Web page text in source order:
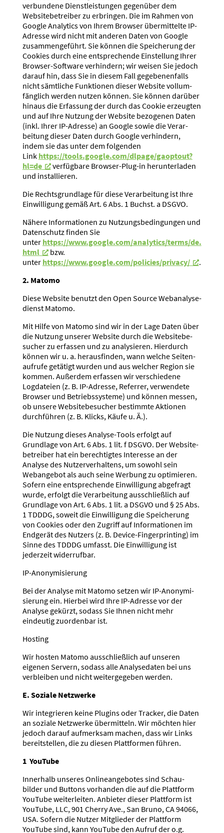
verbundene Dienst­leis­tungen gegenüber dem
Website­be­treiber zu erbringen. Die im Rahmen von
Google Analytics von Ihrem Browser übermit­telte IP-
Adresse wird nicht mit anderen Daten von Google
zusam­men­ge­führt. Sie können die Speicherung der
Cookies durch eine entspre­chende Einstellung Ihrer
Browser-Software verhindern; wir weisen Sie jedoch
darauf hin, dass Sie in diesem Fall gegebe­nen­falls
nicht sämtliche Funktionen dieser Website vollum­
fänglich werden nutzen können. Sie können darüber
hinaus die Erfassung der durch das Cookie erzeugten
und auf Ihre Nutzung der Website bezogenen Daten
(inkl. Ihrer IP-Adresse) an Google sowie die Verar­
beitung dieser Daten durch Google verhindern,
indem sie das unter dem folgenden
Link https://tools.google.com/dlpage/gaoptout?
hl=de
verfügbare Browser-Plug-in herun­ter­laden
und instal­lieren.
Die Rechts­grundlage für diese Verar­beitung ist Ihre
Einwil­ligung gemäß Art. 6 Abs. 1 Buchst. a DSGVO.
Nähere Infor­ma­tionen zu Nutzungs­be­din­gungen und
Daten­schutz finden Sie
unter https://www.google.com/analytics/terms/de.
html
bzw.
unter https://www.google.com/policies/privacy/
.
2. Matomo
Diese Website benutzt den Open Source Webana­ly­se­
dienst Matomo.
Mit Hilfe von Matomo sind wir in der Lage Daten über
die Nutzung unserer Website durch die Website­be­
sucher zu erfassen und zu analy­sieren. Hierdurch
können wir u. a. heraus­finden, wann welche Seiten­
aufrufe getätigt wurden und aus welcher Region sie
kommen. Außerdem erfassen wir verschiedene
Logda­teien (z. B. IP-Adresse, Referrer, verwendete
Browser und Betriebs­systeme) und können messen,
ob unsere Website­be­sucher bestimmte Aktionen
durch­führen (z. B. Klicks, Käufe u. Ä.).
Die Nutzung dieses Analyse-Tools erfolgt auf
Grundlage von Art. 6 Abs. 1 lit. f DSGVO. Der Website­
be­treiber hat ein berech­tigtes Interesse an der
Analyse des Nutzer­ver­haltens, um sowohl sein
Weban­gebot als auch seine Werbung zu optimieren.
Sofern eine entspre­chende Einwil­ligung abgefragt
wurde, erfolgt die Verar­beitung ausschließlich auf
Grundlage von Art. 6 Abs. 1 lit. a DSGVO und § 25 Abs.
1 TDDDG, soweit die Einwil­ligung die Speicherung
von Cookies oder den Zugriff auf Infor­ma­tionen im
Endgerät des Nutzers (z. B. Device-Finger­printing) im
Sinne des TDDDG umfasst. Die Einwil­ligung ist
jederzeit wider­rufbar.
IP-Anony­mi­sierung
Bei der Analyse mit Matomo setzen wir IP-Anony­mi­
sierung ein. Hierbei wird Ihre IP-Adresse vor der
Analyse gekürzt, sodass Sie Ihnen nicht mehr
eindeutig zuordenbar ist.
Hosting
Wir hosten Matomo ausschließlich auf unseren
eigenen Servern, sodass alle Analy­se­daten bei uns
verbleiben und nicht weiter­ge­geben werden.
E. Soziale Netzwerke
Wir integrieren keine Plugins oder Tracker, die Daten
an soziale Netzwerke übermitteln. Wir möchten hier
jedoch darauf aufmerksam machen, dass wir Links
bereit­stellen, die zu diesen Platt­formen führen.
1 YouTube
Innerhalb unseres Online­an­ge­botes sind Schau­
bilder und Buttons vorhanden die auf die Plattform
YouTube weiter­leiten. Anbieter dieser Plattform ist
YouTube, LLC, 901 Cherry Ave., San Bruno, CA 94066,
USA. Sofern die Nutzer Mitglieder der Plattform
YouTube sind, kann YouTube den Aufruf der o.g.